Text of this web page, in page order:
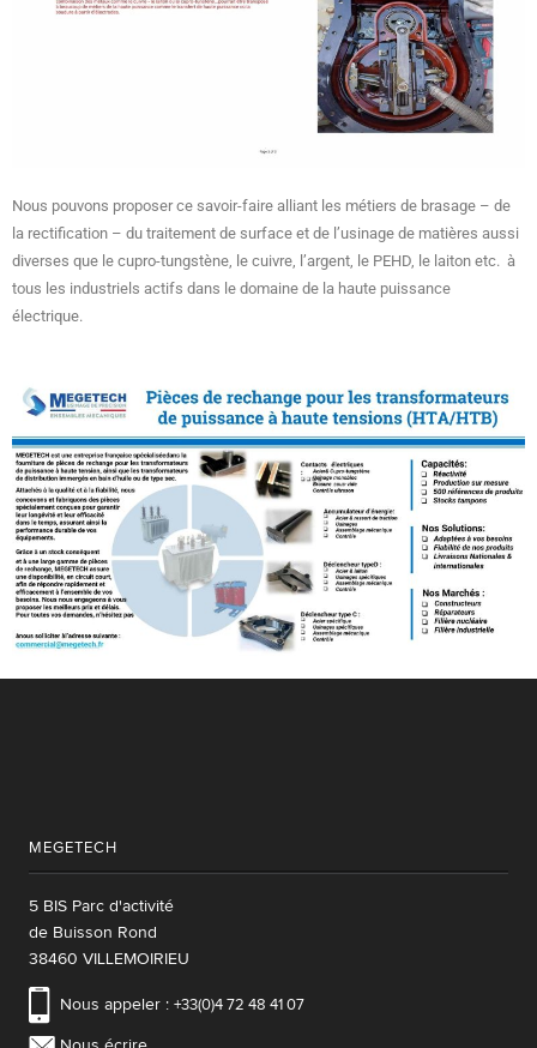
Nous pouvons proposer ce savoir-faire alliant les métiers de brasage – de
la rectification – du traitement de surface et de l’usinage de matières aussi
diverses que le cupro-tungstène, le cuivre, l’argent, le PEHD, le laiton etc. à
tous les industriels actifs dans le domaine de la haute puissance
électrique.
MEGETECH
5 BIS Parc d'activité
de Buisson Rond
38460 VILLEMOIRIEU
Nous appeler : +33(0)4 72 48 41 07